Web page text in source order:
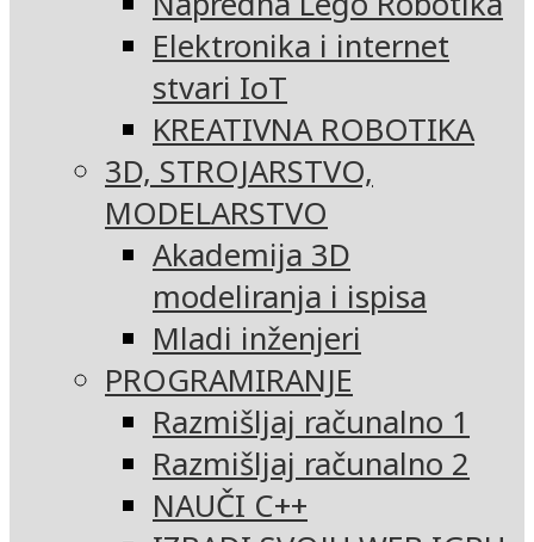
Elektronika i internet
stvari IoT
KREATIVNA ROBOTIKA
3D, STROJARSTVO,
MODELARSTVO
Akademija 3D
modeliranja i ispisa
Mladi inženjeri
PROGRAMIRANJE
Razmišljaj računalno 1
Razmišljaj računalno 2
NAUČI C++